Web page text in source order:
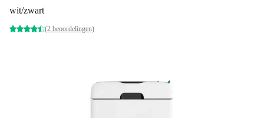
wit/zwart
(2 beoordelingen)